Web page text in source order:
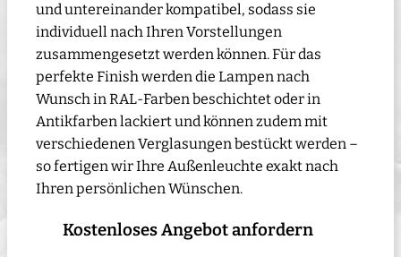
und untereinander kompatibel, sodass sie
individuell nach Ihren Vorstellungen
zusammengesetzt werden können. Für das
perfekte Finish werden die Lampen nach
Wunsch in RAL-Farben beschichtet oder in
Antikfarben lackiert und können zudem mit
verschiedenen Verglasungen bestückt werden –
so fertigen wir Ihre Außenleuchte exakt nach
Ihren persönlichen Wünschen.
Kostenloses Angebot anfordern